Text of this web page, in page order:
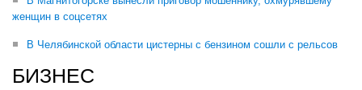
женщин в соцсетях
В Челябинской области цистерны с бензином сошли с рельсов
БИЗНЕС